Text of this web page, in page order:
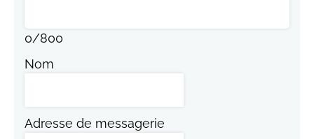
0/800
Nom
Adresse de messagerie